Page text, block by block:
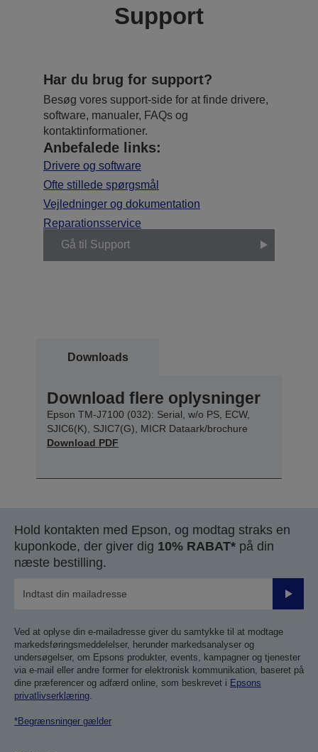
Support
Har du brug for support?
Besøg vores support-side for at finde drivere,
software, manualer, FAQs og
kontaktinformationer.
Anbefalede links:
Drivere og software
Ofte stillede spørgsmål
Vejledninger og dokumentation
Reparationsservice
Gå til Support
Downloads
Download flere oplysninger
Epson TM-J7100 (032): Serial, w/o PS, ECW,
SJIC6(K), SJIC7(G), MICR Dataark/brochure
Download PDF
Hold kontakten med Epson, og modtag straks en
kuponkode, der giver dig 10% RABAT* på din
næste bestilling.
Send
Ved at oplyse din e-mailadresse giver du samtykke til at modtage
markedsføringsmeddelelser, herunder markedsanalyser og
undersøgelser, om Epsons produkter, events, kampagner og tjenester
via e-mail eller andre former for elektronisk kommunikation, baseret på
dine præferencer og adfærd online, som beskrevet i Epsons
privatlivserklæring
*Begrænsninger gælder